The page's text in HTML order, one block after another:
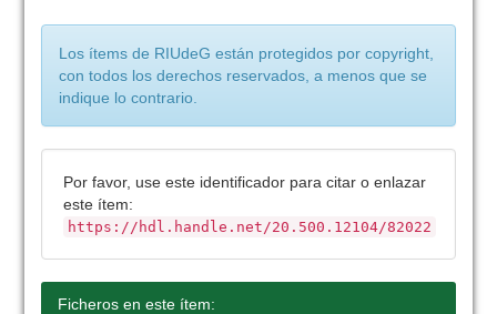
Los ítems de RIUdeG están protegidos por copyright,
con todos los derechos reservados, a menos que se
indique lo contrario.
Por favor, use este identificador para citar o enlazar
este ítem:
https://hdl.handle.net/20.500.12104/82022
Ficheros en este ítem: